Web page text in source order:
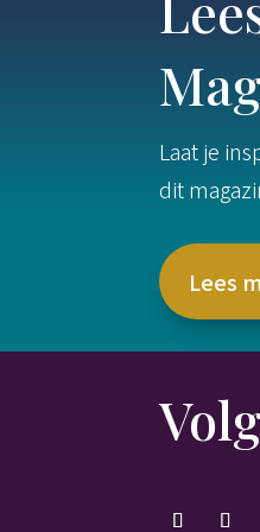
Laat je
dit
Lees